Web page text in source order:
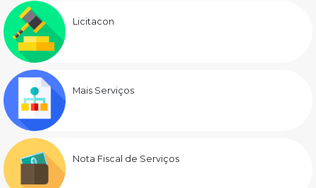
Licitacon
Mais Serviços
Nota Fiscal de Serviços